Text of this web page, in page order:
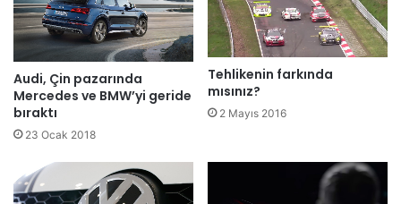
Audi, Çin pazarında
Mercedes ve BMW’yi geride
bıraktı
23 Ocak 2018
Tehlikenin farkında
mısınız?
2 Mayıs 2016